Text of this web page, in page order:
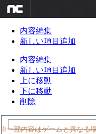
内容編集
新しい項目追加
内容編集
新しい項目追加
上に移動
下に移動
削除
※一部内容はゲームと異なる